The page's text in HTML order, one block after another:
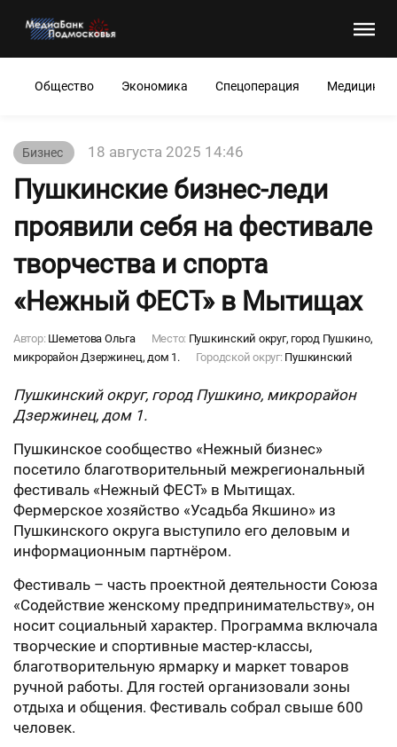
Общество Экономика Спецоперация Медицина
Бизнес 18 августа 2025 14:46
Пушкинские бизнес-леди
проявили себя на фестивале
творчества и спорта
«Нежный ФЕСТ» в Мытищах
Автор: Шеметова Ольга Место: Пушкинский округ, город Пушкино,
микрорайон Дзержинец, дом 1.
Городской округ: Пушкинский
Пушкинский округ, город Пушкино, микрорайон
Дзержинец, дом 1.
Пушкинское сообщество «Нежный бизнес»
посетило благотворительный межрегиональный
фестиваль «Нежный ФЕСТ» в Мытищах.
Фермерское хозяйство «Усадьба Якшино» из
Пушкинского округа выступило его деловым и
информационным партнёром.
Фестиваль – часть проектной деятельности Союза
«Содействие женскому предпринимательству», он
носит социальный характер. Программа включала
творческие и спортивные мастер-классы,
благотворительную ярмарку и маркет товаров
ручной работы. Для гостей организовали зоны
отдыха и общения. Фестиваль собрал свыше 600
человек.